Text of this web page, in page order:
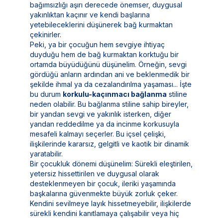
bağımsızlığı aşırı derecede önemser, duygusal
yakınlıktan kaçınır ve kendi başlarına
yetebileceklerini düşünerek bağ kurmaktan
çekinirler.
Peki, ya bir çocuğun hem sevgiye ihtiyaç
duyduğu hem de bağ kurmaktan korktuğu bir
ortamda büyüdüğünü düşünelim. Örneğin, sevgi
gördüğü anların ardından ani ve beklenmedik bir
şekilde ihmal ya da cezalandırılma yaşaması... İşte
bu durum korkulu-kaçınmacı bağlanma stiline
neden olabilir. Bu bağlanma stiline sahip bireyler,
bir yandan sevgi ve yakınlık isterken, diğer
yandan reddedilme ya da incinme korkusuyla
mesafeli kalmayı seçerler. Bu içsel çelişki,
ilişkilerinde kararsız, gelgitli ve kaotik bir dinamik
yaratabilir.
Bir çocukluk dönemi düşünelim: Sürekli eleştirilen,
yetersiz hissettirilen ve duygusal olarak
desteklenmeyen bir çocuk, ileriki yaşamında
başkalarına güvenmekte büyük zorluk çeker.
Kendini sevilmeye layık hissetmeyebilir, ilişkilerde
sürekli kendini kanıtlamaya çalışabilir veya hiç